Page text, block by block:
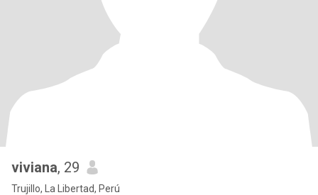
viviana, 29
Trujillo, La Libertad, Perú